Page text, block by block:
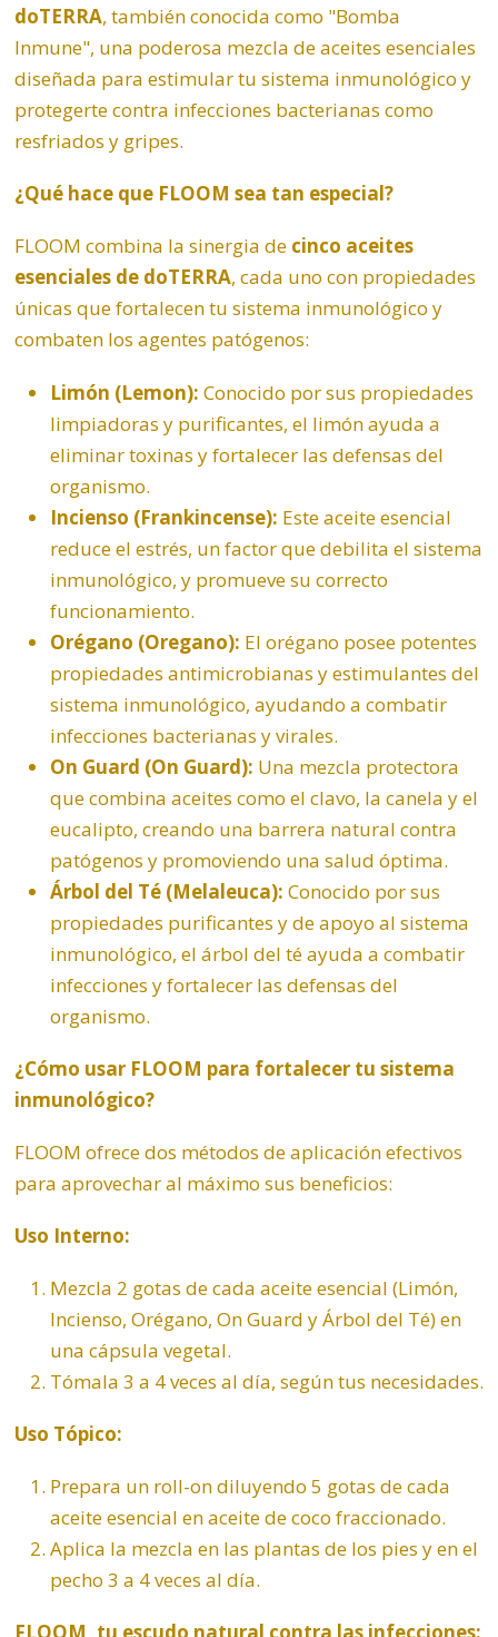
doTERRA, también conocida como "Bomba
Inmune", una poderosa mezcla de aceites esenciales
diseñada para estimular tu sistema inmunológico y
protegerte contra infecciones bacterianas como
resfriados y gripes.
¿Qué hace que FLOOM sea tan especial?
FLOOM combina la sinergia de cinco aceites
esenciales de doTERRA, cada uno con propiedades
únicas que fortalecen tu sistema inmunológico y
combaten los agentes patógenos:
Limón (Lemon): Conocido por sus propiedades
limpiadoras y purificantes, el limón ayuda a
eliminar toxinas y fortalecer las defensas del
organismo.
Incienso (Frankincense): Este aceite esencial
reduce el estrés, un factor que debilita el sistema
inmunológico, y promueve su correcto
funcionamiento.
Orégano (Oregano): El orégano posee potentes
propiedades antimicrobianas y estimulantes del
sistema inmunológico, ayudando a combatir
infecciones bacterianas y virales.
On Guard (On Guard): Una mezcla protectora
que combina aceites como el clavo, la canela y el
eucalipto, creando una barrera natural contra
patógenos y promoviendo una salud óptima.
Árbol del Té (Melaleuca): Conocido por sus
propiedades purificantes y de apoyo al sistema
inmunológico, el árbol del té ayuda a combatir
infecciones y fortalecer las defensas del
organismo.
¿Cómo usar FLOOM para fortalecer tu sistema
inmunológico?
FLOOM ofrece dos métodos de aplicación efectivos
para aprovechar al máximo sus beneficios:
Uso Interno:
Mezcla 2 gotas de cada aceite esencial (Limón,
Incienso, Orégano, On Guard y Árbol del Té) en
una cápsula vegetal.
Tómala 3 a 4 veces al día, según tus necesidades.
Uso Tópico:
Prepara un roll-on diluyendo 5 gotas de cada
aceite esencial en aceite de coco fraccionado.
Aplica la mezcla en las plantas de los pies y en el
pecho 3 a 4 veces al día.